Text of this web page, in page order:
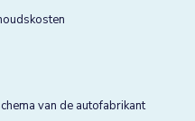
van de autofabrikant